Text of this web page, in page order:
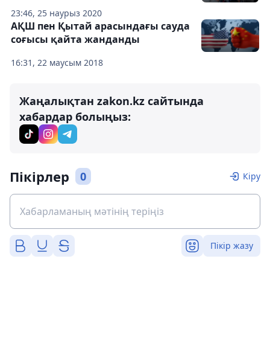
23:46, 25 наурыз 2020
16:31, 22 маусым 2018
АҚШ пен Қытай арасындағы сауда
соғысы қайта жанданды
Жаңалықтан zakon.kz сайтында
хабардар болыңыз:
Пікірлер 0 Кіру
Пікір жазу